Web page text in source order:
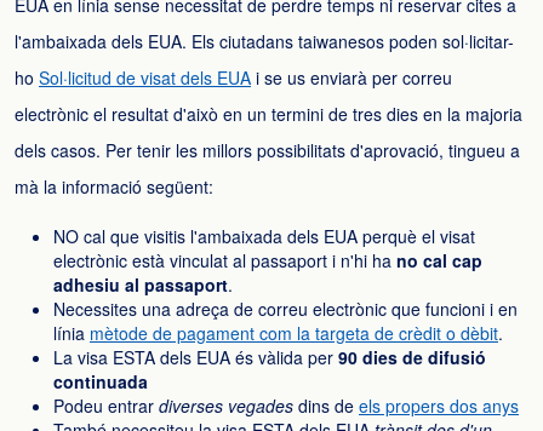
EUA en línia sense necessitat de perdre temps ni reservar cites a
l'ambaixada dels EUA. Els ciutadans taiwanesos poden sol·licitar-
ho Sol·licitud de visat dels EUA i se us enviarà per correu
electrònic el resultat d'això en un termini de tres dies en la majoria
dels casos. Per tenir les millors possibilitats d'aprovació, tingueu a
mà la informació següent:
NO cal que visitis l'ambaixada dels EUA perquè el visat
electrònic està vinculat al passaport i n'hi ha no cal cap
adhesiu al passaport.
Necessites una adreça de correu electrònic que funcioni i en
línia mètode de pagament com la targeta de crèdit o dèbit.
La visa ESTA dels EUA és vàlida per 90 dies de difusió
continuada
Podeu entrar diverses vegades dins de els propers dos anys